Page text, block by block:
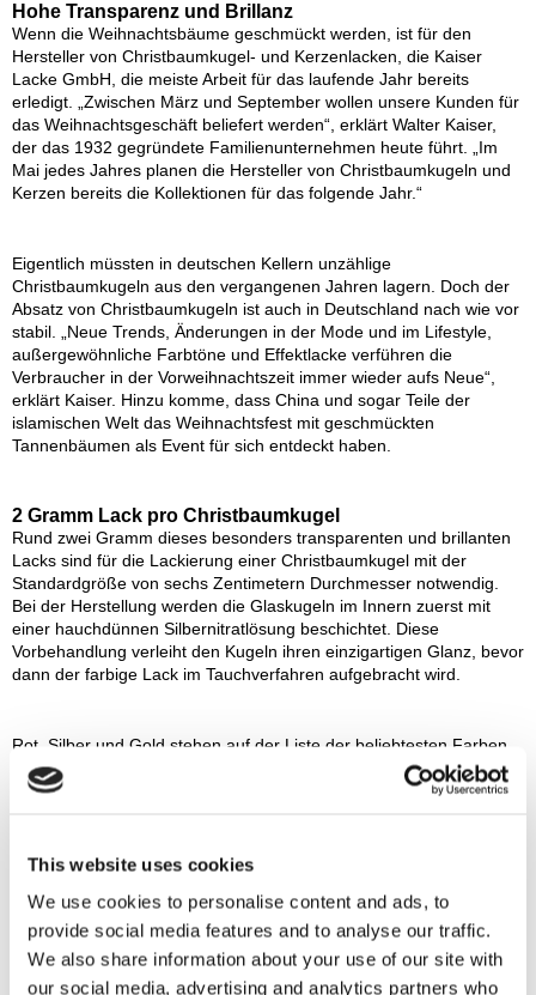
This website uses cookies
We use cookies to personalise content and ads, to
provide social media features and to analyse our traffic.
We also share information about your use of our site with
our social media, advertising and analytics partners who
Hohe Transparenz und Brillanz
Wenn die Weihnachtsbäume geschmückt werden, ist für den
Hersteller von Christbaumkugel- und Kerzenlacken, die Kaiser
Lacke GmbH, die meiste Arbeit für das laufende Jahr bereits
erledigt. „Zwischen März und September wollen unsere Kunden für
das Weihnachtsgeschäft beliefert werden“, erklärt Walter Kaiser,
der das 1932 gegründete Familienunternehmen heute führt. „Im
Mai jedes Jahres planen die Hersteller von Christbaumkugeln und
Kerzen bereits die Kollektionen für das folgende Jahr.“
Eigentlich müssten in deutschen Kellern unzählige
Christbaumkugeln aus den vergangenen Jahren lagern. Doch der
Absatz von Christbaumkugeln ist auch in Deutschland nach wie vor
stabil. „Neue Trends, Änderungen in der Mode und im Lifestyle,
außergewöhnliche Farbtöne und Effektlacke verführen die
Verbraucher in der Vorweihnachtszeit immer wieder aufs Neue“,
erklärt Kaiser. Hinzu komme, dass China und sogar Teile der
islamischen Welt das Weihnachtsfest mit geschmückten
Tannenbäumen als Event für sich entdeckt haben.
2 Gramm Lack pro Christbaumkugel
Rund zwei Gramm dieses besonders transparenten und brillanten
Lacks sind für die Lackierung einer Christbaumkugel mit der
Standardgröße von sechs Zentimetern Durchmesser notwendig.
Bei der Herstellung werden die Glaskugeln im Innern zuerst mit
einer hauchdünnen Silbernitratlösung beschichtet. Diese
Vorbehandlung verleiht den Kugeln ihren einzigartigen Glanz, bevor
dann der farbige Lack im Tauchverfahren aufgebracht wird.
Rot, Silber und Gold stehen auf der Liste der beliebtesten Farben
für Christbaumkugeln seit Jahrzehnten ganz oben. In diesem Jahr
ist auch Violett stark gefragt. „Allerdings variieren die
müssen wir die Farbtöne exakt anpassen. Der Rotton vom letzten
Überleben in Nischenmärkten
Doch es müssen nicht nur die Farbtöne an die Kundenwünsche